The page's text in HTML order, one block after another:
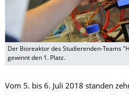
Der Bioreaktor des Studierenden-Teams
gewinnt den 1. Platz.
Vom 5. bis 6. Juli 2018 standen